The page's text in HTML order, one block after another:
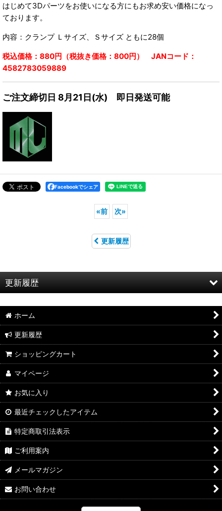
はじめて3Dパーツをお使いになる方にもお求め安い価格になっ
ております。
内容：クランプ Ｌサイズ、Ｓサイズ ともに28個
税込価格：880円（税抜き価格：800円） JANコード：
4582783059889
ご注文締切日 8月21日(水) 即日発送可能
Facebookでシェア
«前 次»
更新履歴
更新履歴
2026年8月入荷のご案内
2026年7月新製品のご案内
2026年7月入荷のご案内
2026年6月新製品のご案内
2026年6月入荷のご案内
2026年5月新製品のご案内
2026年5月入荷のご案内
2026年4月新製品のご案内
ホーム
更新履歴
ショッピングカート
マイページ
お気に入り
最近チェックしたアイテム
特定商取引法表示
ご利用案内
メールマガジン
お問い合わせ